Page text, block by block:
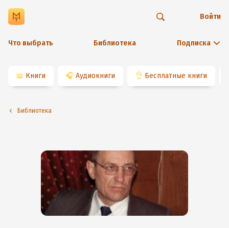
Что выбрать Библиотека Подписка
Войти
📖 Книги 🎧 Аудиокниги 👌 Бесплатные книги
Библиотека